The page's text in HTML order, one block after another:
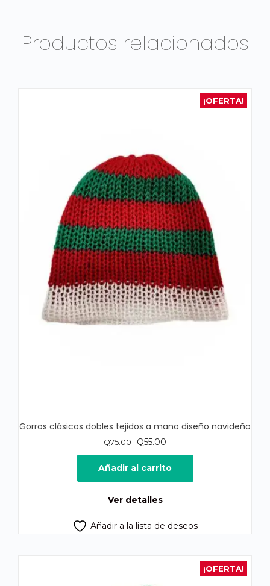
Productos relacionados
¡OFERTA!
Gorros clásicos dobles tejidos a mano diseño navideño
Q75.00
El
precio
original
era:
Q55.00
precio
actual
es:
Añadir al carrito
Ver detalles
Añadir a la lista de deseos
¡OFERTA!